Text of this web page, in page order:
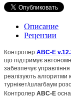
Описание
Рецензии
Контролер ABC-E
що підтримує
забезпечує
реалізують алгоритми
турнікет/шлагбаум
Контролер ABC-E